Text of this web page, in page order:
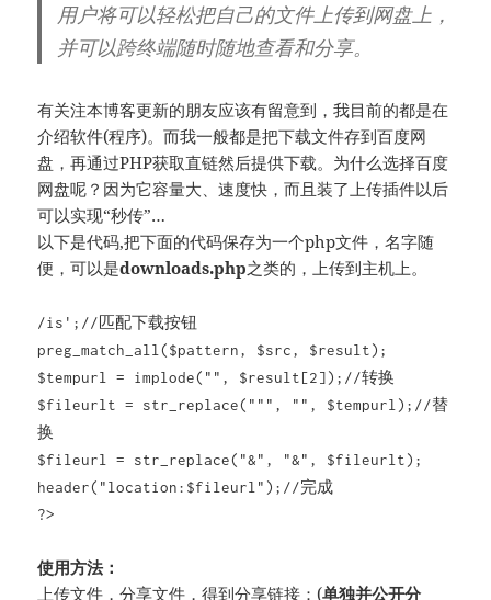
用户将可以轻松把自己的文件上传到网盘上，
并可以跨终端随时随地查看和分享。
有关注本博客更新的朋友应该有留意到，我目前的都是在
介绍软件(程序)。而我一般都是把下载文件存到百度网
盘，再通过PHP获取直链然后提供下载。为什么选择百度
网盘呢？因为它容量大、速度快，而且装了上传插件以后
可以实现“秒传”…
以下是代码,把下面的代码保存为一个php文件，名字随
便，可以是downloads.php之类的，上传到主机上。
/is';//匹配下载按钮
preg_match_all($pattern, $src, $result);
$tempurl = implode("", $result[2]);//转换
$fileurlt = str_replace(""", "", $tempurl);//替
换
$fileurl = str_replace("&", "&", $fileurlt);
header("location:$fileurl");//完成
?>
使用方法：
上传文件，分享文件，得到分享链接：(单独并公开分